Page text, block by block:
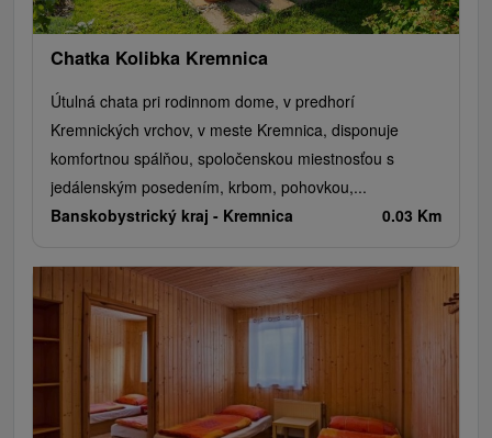
Chatka Kolibka Kremnica
Útulná chata pri rodinnom dome, v predhorí
Kremnických vrchov, v meste Kremnica, disponuje
komfortnou spálňou, spoločenskou miestnosťou s
jedálenským posedením, krbom, pohovkou,...
Banskobystrický kraj - Kremnica 0.03 Km